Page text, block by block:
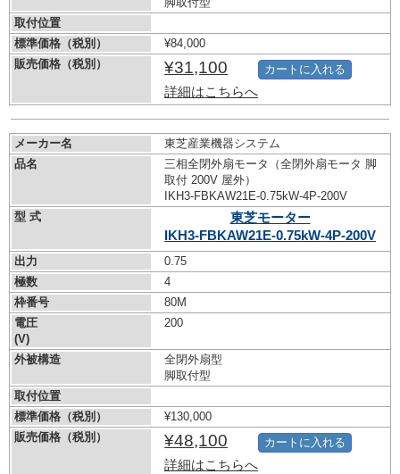
取付位置
標準価格（税別）
¥84,000
販売価格（税別）
¥31,100
詳細はこちらへ
カートに入れる
メーカー名
東芝産業機器システム
品名
三相全閉外扇モータ（全閉外扇モータ 脚
取付 200V 屋外）
IKH3-FBKAW21E-0.75kW-4P-200V
型 式
東芝モーター
IKH3-FBKAW21E-0.75kW-4P-200V
出力
0.75
極数
4
枠番号
80M
電圧
(V)
200
外被構造
全閉外扇型
脚取付型
取付位置
標準価格（税別）
¥130,000
販売価格（税別）
¥48,100
詳細はこちらへ
カートに入れる